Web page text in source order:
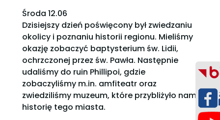
Środa 12.06
Dzisiejszy dzień poświęcony był zwiedzaniu
okolicy i poznaniu historii regionu. Mieliśmy
okazję zobaczyć baptysterium św. Lidii,
ochrzczonej przez św. Pawła. Następnie
udaliśmy do ruin Phillipoi, gdzie
zobaczyliśmy m.in. amfiteatr oraz
zwiedziliśmy muzeum, które przybliżyło nam
historię tego miasta.